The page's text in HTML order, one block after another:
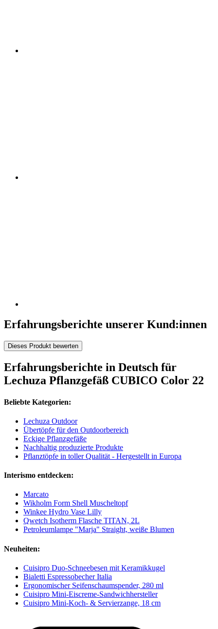
Erfahrungsberichte unserer Kund:innen
Dieses Produkt bewerten
Erfahrungsberichte in Deutsch für
Lechuza Pflanzgefäß CUBICO Color 22
Beliebte Kategorien:
Lechuza Outdoor
Übertöpfe für den Outdoorbereich
Eckige Pflanzgefäße
Nachhaltig produzierte Produkte
Pflanztöpfe in toller Qualität - Hergestellt in Europa
Interismo entdecken:
Marcato
Wikholm Form Shell Muscheltopf
Winkee Hydro Vase Lilly
Qwetch Isotherm Flasche TITAN, 2L
Petroleumlampe "Marja" Straight, weiße Blumen
Neuheiten:
Cuisipro Duo-Schneebesen mit Keramikkugel
Bialetti Espressobecher Italia
Ergonomischer Seifenschaumspender, 280 ml
Cuisipro Mini-Eiscreme-Sandwichhersteller
Cuisipro Mini-Koch- & Servierzange, 18 cm